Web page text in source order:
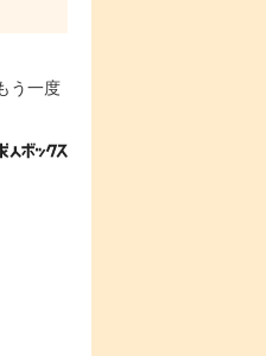
う一度